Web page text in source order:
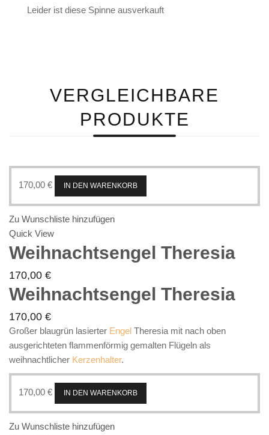
Leider ist diese Spinne ausverkauft
VERGLEICHBARE
PRODUKTE
170,00 € IN DEN WARENKORB
Zu Wunschliste hinzufügen
Quick View
Weihnachtsengel Theresia
170,00 €
Weihnachtsengel Theresia
170,00 €
Großer blaugrün lasierter Engel Theresia mit nach oben
ausgerichteten flammenförmig gemalten Flügeln als
weihnachtlicher Kerzenhalter.
170,00 € IN DEN WARENKORB
Zu Wunschliste hinzufügen